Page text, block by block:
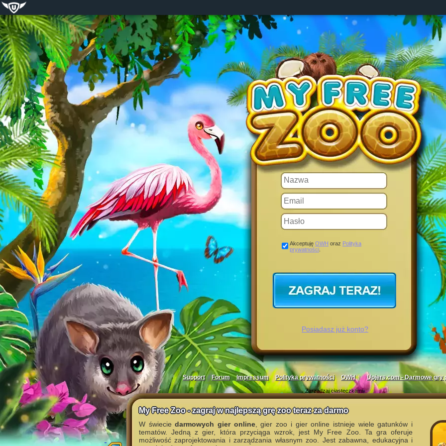
Akceptuję OWH oraz Polityka
prywatności
Support Forum Impressum Polityka prywatności OWH Upjers.com - Darmowe gry
Zarządzaj ciasteczkami
Posiadasz już konto?
My Free Zoo - zagraj w najlepszą grę zoo teraz za darmo
W świeciedarmowych gier online, gier zoo i gier online istnieje wiele gatunków i
tematów. Jedną z gier, która przyciąga wzrok, jest My Free Zoo. Ta gra oferuje
możliwość zaprojektowania i zarządzania własnym zoo. Jest zabawna, edukacyjna i